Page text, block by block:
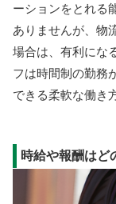
ーションをとれる
ありませんが、物
場合は、有利にな
フは時間制の勤務
できる柔軟な働き
時給や報酬はど